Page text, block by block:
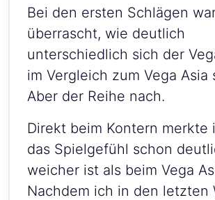
Bei den ersten Schlägen
überrascht, wie deutlich
unterschiedlich sich der
im Vergleich zum Vega Asia
Aber der Reihe nach.
Direkt beim Kontern merkte
das Spielgefühl schon
weicher ist als beim Vega
Nachdem ich in den letzten